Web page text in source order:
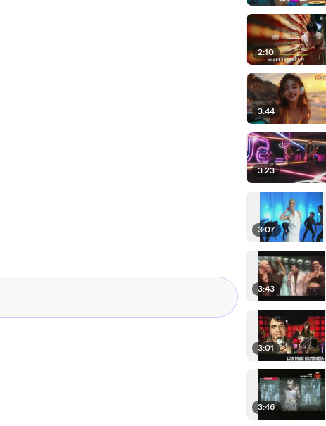
2:10
3:44
3:23
3:07
3:43
3:01
3:46